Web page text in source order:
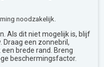
noodzakelijk.
Als dit niet mogelijk is, blijf
Draag een zonnebril,
brede rand. Breng
beschermingsfactor.